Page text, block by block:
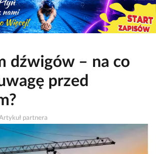
dźwigów – na co
przed
partnera